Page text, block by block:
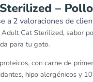
–
a 2 valoraciones de
Cat Sterilized, sabor
para tu gato.
con carne de
hipo alergénicos y